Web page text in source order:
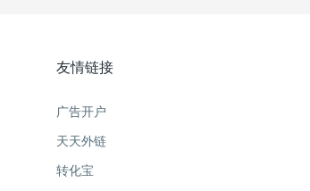
友情链接
广告开户
天天外链
转化宝